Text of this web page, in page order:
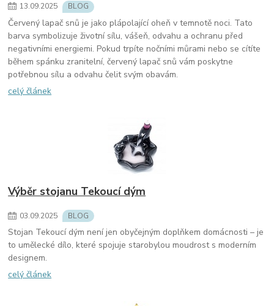
13.09.2025 BLOG
Červený lapač snů je jako plápolající oheň v temnotě noci. Tato
barva symbolizuje životní sílu, vášeň, odvahu a ochranu před
negativními energiemi. Pokud trpíte nočními můrami nebo se cítíte
během spánku zranitelní, červený lapač snů vám poskytne
potřebnou sílu a odvahu čelit svým obavám.
celý článek
Výběr stojanu Tekoucí dým
03.09.2025 BLOG
Stojan Tekoucí dým není jen obyčejným doplňkem domácnosti – je
to umělecké dílo, které spojuje starobylou moudrost s moderním
designem.
celý článek